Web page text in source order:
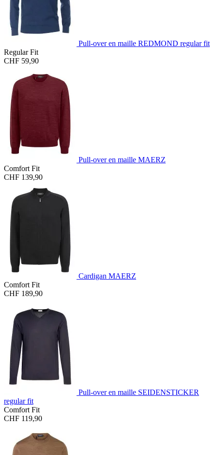
Pull-over en maille REDMOND regular fit
Regular Fit
CHF 59,90
Pull-over en maille MAERZ
Comfort Fit
CHF 139,90
Cardigan MAERZ
Comfort Fit
CHF 189,90
Pull-over en maille SEIDENSTICKER
regular fit
Comfort Fit
CHF 119,90